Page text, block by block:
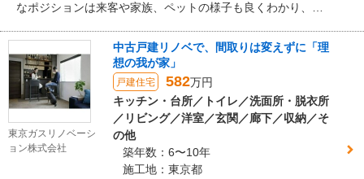
なポジションは来客や家族、ペットの様子も良くわかり、会
とで裸足で走りまわっても安心。遊びに来る孫も３匹の猫も
のびのび。赤をテーマにポイントで使ったモザイクタイルが
気持ちも明るくしてくれ、友人からの評判も上々です。
東京ガスリノベーシ
ョン株式会社
中古戸建リノベで、間取りは変えずに「理
想の我が家」
戸建住宅 582万円
キッチン・台所／トイレ／洗面所・脱衣所
／リビング／洋室／玄関／廊下／収納／そ
の他
築年数：6〜10年
施工地：東京都